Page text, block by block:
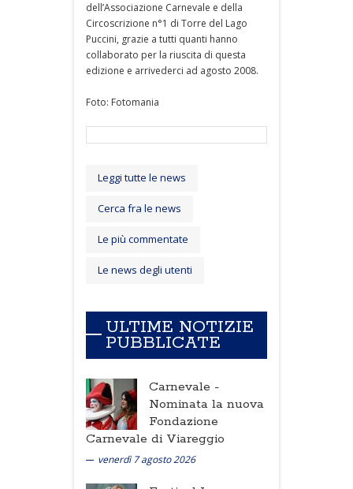
dell’Associazione Carnevale e della
Circoscrizione n°1 di Torre del Lago
Puccini, grazie a tutti quanti hanno
collaborato per la riuscita di questa
edizione e arrivederci ad agosto 2008.
Foto: Fotomania
Leggi tutte le news
Cerca fra le news
Le più commentate
Le news degli utenti
ULTIME NOTIZIE
PUBBLICATE
Carnevale -
Nominata la nuova
Fondazione
Carnevale di Viareggio
venerdì 7 agosto 2026